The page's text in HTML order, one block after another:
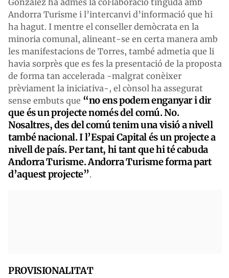
Andorra Turisme i l’intercanvi d’informació que hi
ha hagut. I mentre el conseller demòcrata en la
minoria comunal, alineant-se en certa manera amb
les manifestacions de Torres, també admetia que li
havia sorprès que es fes la presentació de la proposta
de forma tan accelerada -malgrat conèixer
prèviament la iniciativa-, el cònsol ha assegurat
sense embuts que “no ens podem enganyar i dir
que és un projecte només del comú. No.
Nosaltres, des del comú tenim una visió a nivell
també nacional. I l’Espai Capital és un projecte a
nivell de país. Per tant, hi tant que hi té cabuda
Andorra Turisme. Andorra Turisme forma part
d’aquest projecte”.
PROVISIONALITAT